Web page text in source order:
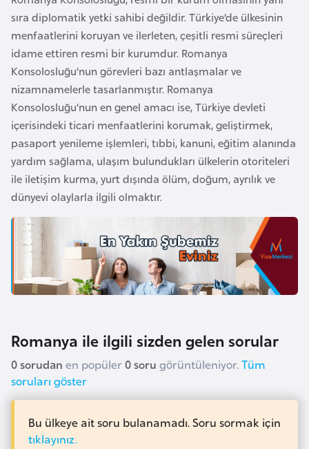
sıra diplomatik yetki sahibi değildir. Türkiye’de ülkesinin
menfaatlerini koruyan ve ilerleten, çeşitli resmi süreçleri
idame ettiren resmi bir kurumdur. Romanya
Konsolosluğu’nun görevleri bazı antlaşmalar ve
nizamnamelerle tasarlanmıştır. Romanya
Konsolosluğu’nun en genel amacı ise, Türkiye devleti
içerisindeki ticari menfaatlerini korumak, geliştirmek,
pasaport yenileme işlemleri, tıbbi, kanuni, eğitim alanında
yardım sağlama, ulaşım bulundukları ülkelerin otoriteleri
ile iletişim kurma, yurt dışında ölüm, doğum, ayrılık ve
dünyevi olaylarla ilgili olmaktır.
Romanya ile ilgili sizden gelen sorular
0 sorudan en popüler0 soru görüntüleniyor. Tüm
soruları göster
Bu ülkeye ait soru bulanamadı. Soru sormak için
tıklayınız.
a
d
e
ş
B
e
l
a
r
u
B
l
k
a
B
n